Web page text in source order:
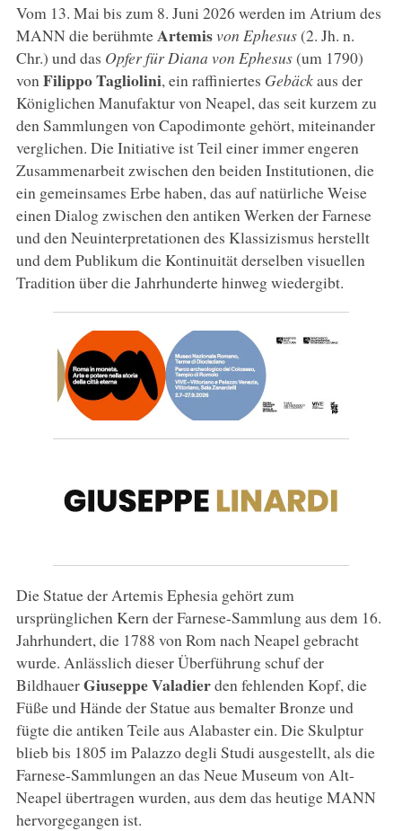
Vom 13. Mai bis zum 8. Juni 2026 werden im Atrium des
MANN die berühmteArtemisvon Ephesus(2. Jh. n.
Chr.) und das Opfer für Diana von Ephesus(um 1790)
von FilippoTagliolini, ein raffiniertes Gebäckaus der
Königlichen Manufaktur von Neapel, das seit kurzem zu
den Sammlungen von Capodimonte gehört, miteinander
verglichen. Die Initiative ist Teil einer immer engeren
Zusammenarbeit zwischen den beiden Institutionen, die
ein gemeinsames Erbe haben, das auf natürliche Weise
einen Dialog zwischen den antiken Werken der Farnese
und den Neuinterpretationen des Klassizismus herstellt
und dem Publikum die Kontinuität derselben visuellen
Tradition über die Jahrhunderte hinweg wiedergibt.
Die Statue der Artemis Ephesia gehört zum
ursprünglichen Kern der Farnese-Sammlung aus dem 16.
Jahrhundert, die 1788 von Rom nach Neapel gebracht
wurde. Anlässlich dieser Überführung schuf der
BildhauerGiuseppeValadierden fehlenden Kopf, die
Füße und Hände der Statue aus bemalter Bronze und
fügte die antiken Teile aus Alabaster ein. Die Skulptur
blieb bis 1805 im Palazzo degli Studi ausgestellt, als die
Farnese-Sammlungen an das Neue Museum von Alt-
Neapel übertragen wurden, aus dem das heutige MANN
hervorgegangen ist.